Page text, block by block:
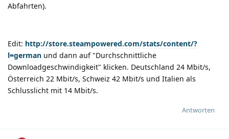
Abfahrten).
Edit: http://store.steampowered.com/stats/content/?
l=german und dann auf "Durchschnittliche
Downloadgeschwindigkeit" klicken. Deutschland 24 Mbit/s,
Österreich 22 Mbit/s, Schweiz 42 Mbit/s und Italien als
Schlusslicht mit 14 Mbit/s.
Antworten